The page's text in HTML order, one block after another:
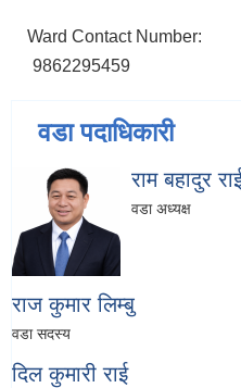
Ward Contact Number:
9862295459
वडा पदाधिकारी
राम बहादुर
वडा अध्यक्ष
राज कुमार लिम्बु
वडा सदस्य
दिल कुमारी राई